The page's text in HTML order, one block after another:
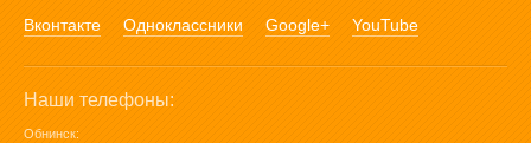
Вконтакте Одноклассники Google+ YouTube
Наши телефоны:
Обнинск: